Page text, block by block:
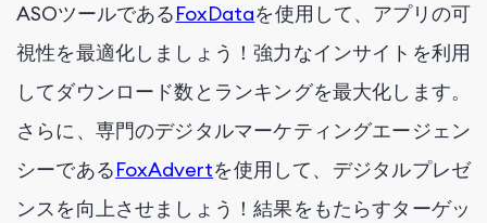
ASOツールであるFoxDataを使用して、アプリの可
視性を最適化しましょう！強力なインサイトを利用
してダウンロード数とランキングを最大化します。
さらに、専門のデジタルマーケティングエージェン
シーであるFoxAdvertを使用して、デジタルプレゼ
ンスを向上させましょう！結果をもたらすターゲッ